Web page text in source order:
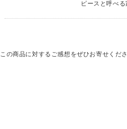
ピースと呼べる
この商品に対するご感想をぜひお寄せくださ